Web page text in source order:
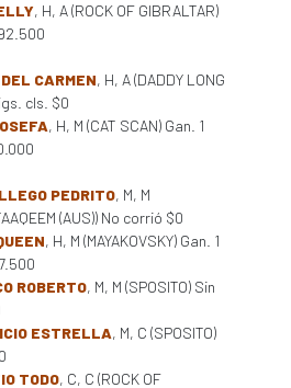
, H, A (ROCK OF GIBRALTAR)
CARMEN, H, A (DADDY LONG
cls. $0
, H, M (CAT SCAN) Gan. 1
LLEGO PEDRITO, M, M
(AUS)) No corrió $0
, H, M (MAYAKOVSKY) Gan. 1
ROBERTO, M, M (SPOSITO) Sin
ESTRELLA, M, C (SPOSITO)
TODO, C, C (ROCK OF